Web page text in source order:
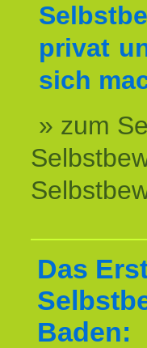
privat
sich
» zum
Das
Baden: